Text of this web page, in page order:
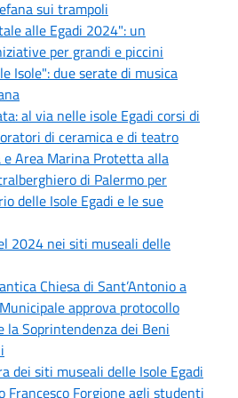
sui trampoli
alle Egadi 2024": un
per grandi e piccini
Isole": due serate di musica
al via nelle isole Egadi corsi di
di ceramica e di teatro
e Area Marina Protetta alla
di Palermo per
delle Isole Egadi e le sue
2024 nei siti museali delle
Chiesa di Sant’Antonio a
approva protocollo
la Soprintendenza dei Beni
dei siti museali delle Isole Egadi
Francesco Forgione agli studenti